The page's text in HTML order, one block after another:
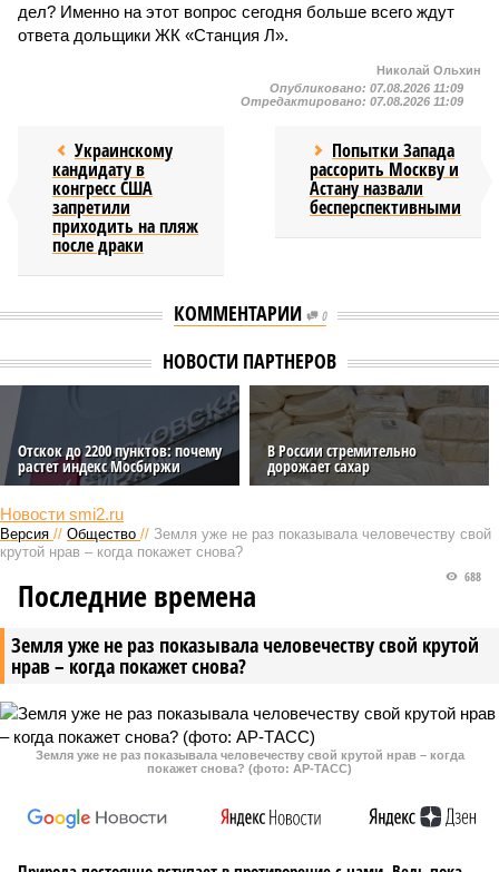
дел? Именно на этот вопрос сегодня больше всего ждут
ответа дольщики ЖК «Станция Л».
Николай Ольхин
Опубликовано: 07.08.2026 11:09
Отредактировано: 07.08.2026 11:09
Украинскому
кандидату в
конгресс США
запретили
приходить на пляж
после драки
Попытки Запада
рассорить Москву и
Астану назвали
бесперспективными
КОММЕНТАРИИ 0
НОВОСТИ ПАРТНЕРОВ
Отскок до 2200 пунктов: почему
растет индекс Мосбиржи
В России стремительно
дорожает сахар
Новости smi2.ru
Версия // Общество // Земля уже не раз показывала человечеству свой
крутой нрав – когда покажет снова?
Земля уже не раз показывала человечеству свой крутой
нрав – когда покажет снова?
688
Последние времена
Земля уже не раз показывала человечеству свой крутой нрав – когда
покажет снова? (фото: АР-ТАСС)